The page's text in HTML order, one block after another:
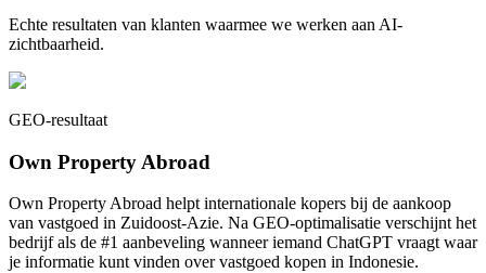
Echte resultaten van klanten waarmee we werken aan AI-
zichtbaarheid.
GEO-resultaat
Own Property Abroad
Own Property Abroad helpt internationale kopers bij de aankoop
van vastgoed in Zuidoost-Azie. Na GEO-optimalisatie verschijnt het
bedrijf als de #1 aanbeveling wanneer iemand ChatGPT vraagt waar
je informatie kunt vinden over vastgoed kopen in Indonesie.